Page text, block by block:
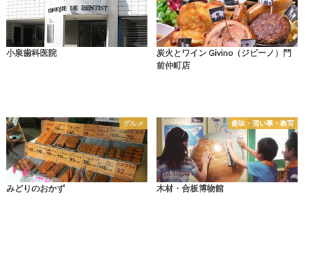
小泉歯科医院
炭火とワイン Givino（ジビーノ）門
前仲町店
グルメ
みどりのおかず
趣味・習い事・教育
木材・合板博物館